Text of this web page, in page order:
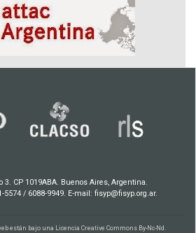
3. CP 1019ABA. Buenos Aires, Argentina.
5574 / 6088-9949. E-mail: fisyp@fisyp.org.ar.
están bajo una Licencia Creative Commons By-Nc-Nd